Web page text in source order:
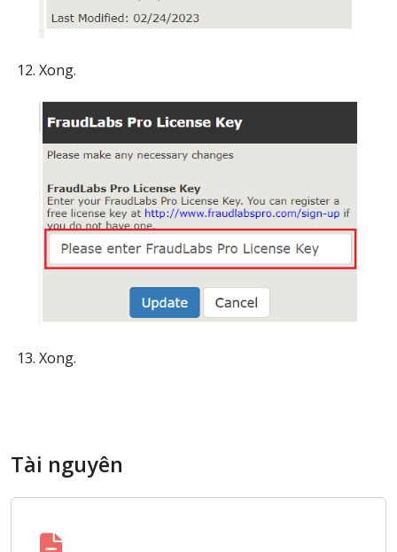
Xong.
Xong.
Tài nguyên